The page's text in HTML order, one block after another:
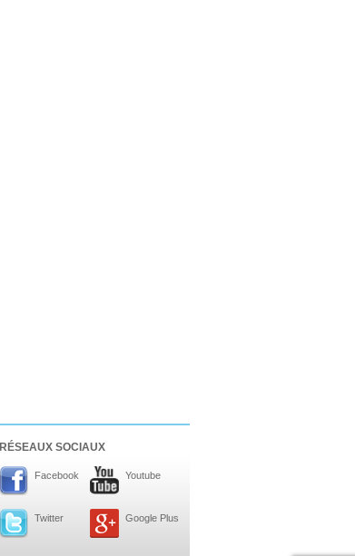
RÉSEAUX SOCIAUX
Facebook Youtube
Twitter Google Plus